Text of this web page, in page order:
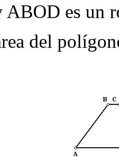
ABOD es un
del